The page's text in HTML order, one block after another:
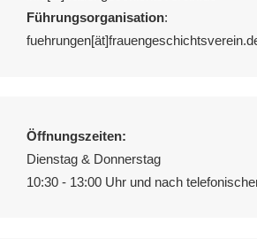
Führungsorganisation:
Öffnungszeiten:
Dienstag & Donnerstag
10:30 - 13:00 Uhr und nach